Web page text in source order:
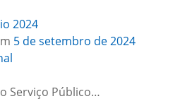
2024
5 de setembro de 2024
Serviço Público…